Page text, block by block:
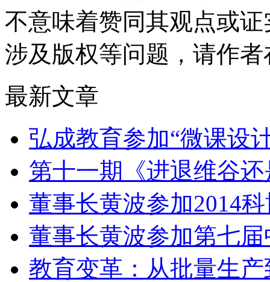
不意味着赞同其观点或
涉及版权等问题，请作
最新文章
弘成教育参加“微课设
第十一期《进退维谷
董事长黄波参加2014
董事长黄波参加第七
教育变革：从批量生